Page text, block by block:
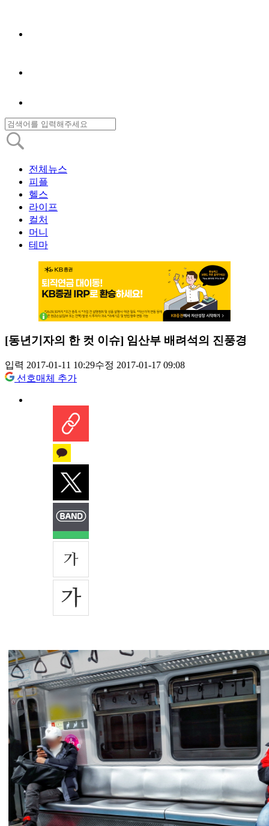
전체뉴스
피플
헬스
라이프
컬처
머니
테마
[동년기자의 한 컷 이슈] 임산부 배려석의 진풍경
입력 2017-01-11 10:29수정 2017-01-17 09:08
선호매체 추가